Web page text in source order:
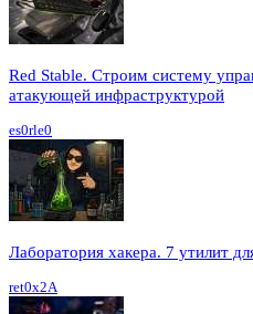
Red Stable. Строим систему
атакующей инфраструктурой
es0rle0
Лаборатория хакера. 7 утилит
ret0x2A